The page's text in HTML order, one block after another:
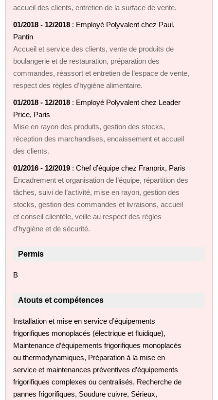
accueil des clients, entretien de la surface de vente.
01/2018 - 12/2018 : Employé Polyvalent chez Paul,
Pantin
Accueil et service des clients, vente de produits de
boulangerie et de restauration, préparation des
commandes, réassort et entretien de l’espace de vente,
respect des règles d’hygiène alimentaire.
01/2018 - 12/2018 : Employé Polyvalent chez Leader
Price, Paris
Mise en rayon des produits, gestion des stocks,
réception des marchandises, encaissement et accueil
des clients.
01/2016 - 12/2019 : Chef d’équipe chez Franprix, Paris
Encadrement et organisation de l’équipe, répartition des
tâches, suivi de l’activité, mise en rayon, gestion des
stocks, gestion des commandes et livraisons, accueil
et conseil clientèle, veille au respect des règles
d’hygiène et de sécurité.
Permis
B
Atouts et compétences
Installation et mise en service d’équipements
frigorifiques monoplacés (électrique et fluidique),
Maintenance d’équipements frigorifiques monoplacés
ou thermodynamiques, Préparation à la mise en
service et maintenances préventives d’équipements
frigorifiques complexes ou centralisés, Recherche de
pannes frigorifiques, Soudure cuivre, Sérieux,